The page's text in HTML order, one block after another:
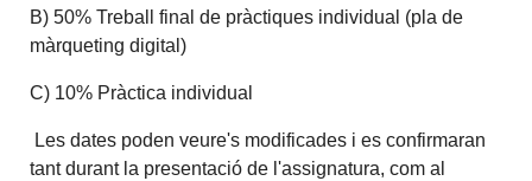
B) 50% Treball final de pràctiques individual (pla de
màrqueting digital)
C) 10% Pràctica individual
Les dates poden veure's modificades i es confirmaran
tant durant la presentació de l'assignatura, com al